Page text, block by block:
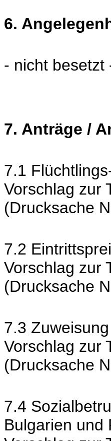
6.
- nicht besetzt
7. Anträge /
7.1
Vorschlag zur
(Drucksache
7.2
Vorschlag zur
(Drucksache
7.3
Vorschlag zur
(Drucksache
7.4
Bulgarien und